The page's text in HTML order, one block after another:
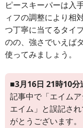
ピースキーパーは入
ィフの調整により相
つ丁寧に当てるタイ
のの、強さでいえば
使ってみましょう。
■3月16日 21時10分
記事中で「エイム
エイム」と誤記さ
がとうございます。